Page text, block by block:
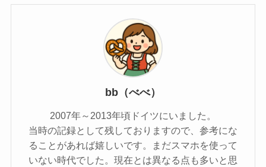
bb（べべ）
2007年～2013年頃ドイツにいました。
当時の記録として残しておりますので、参考にな
ることがあれば嬉しいです。まだスマホを使って
いない時代でした。現在とは異なる点も多いと思